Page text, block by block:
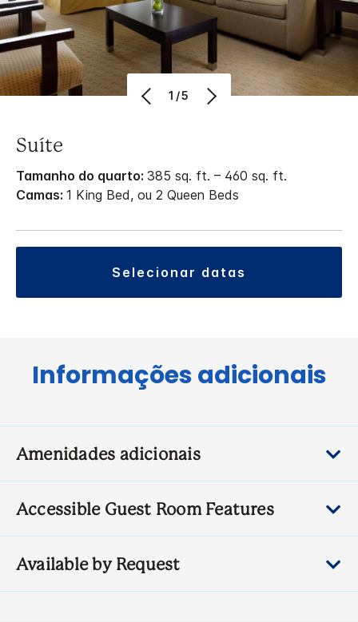
1/5
Suíte
Tamanho do quarto: 385 sq. ft. – 460 sq. ft.
Camas: 1 King Bed, ou 2 Queen Beds
selecionar datas
Informações adicionais
Amenidades adicionais
Accessible Guest Room Features
Available by Request